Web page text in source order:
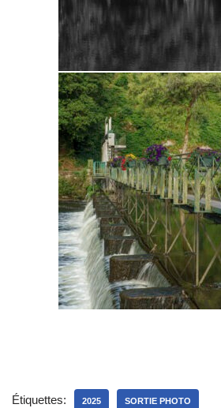
Étiquettes: 2025 SORTIE PHOTO